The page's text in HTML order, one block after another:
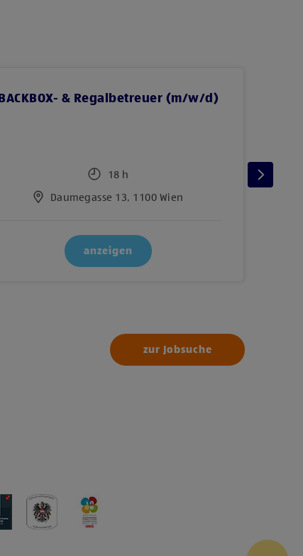
BACKBOX- & Regalbetreuer (m/w/d)
18 h
Daumegasse 13, 1100 Wien
anzeigen
zur Jobsuche